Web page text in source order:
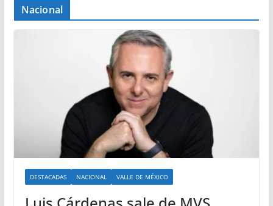
Nacional
DESTACADAS NACIONAL VALLE DE MÉXICO